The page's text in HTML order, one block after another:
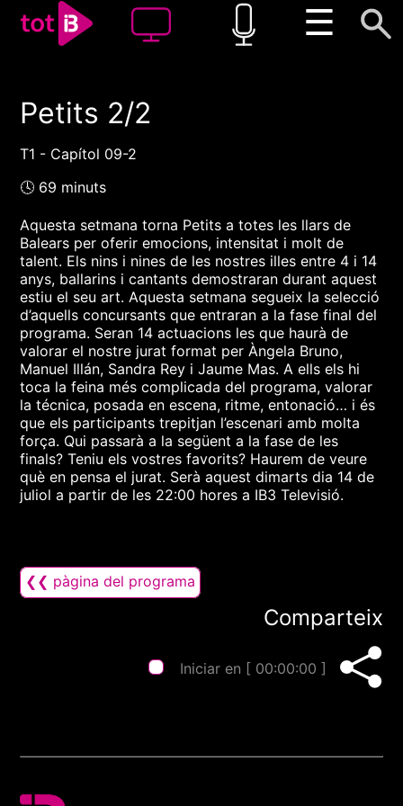
☰
00:00 00:00
1x
Petits 2/2
T1 - Capítol 09-2
🕓 69 minuts
Aquesta setmana torna Petits a totes les llars de
Balears per oferir emocions, intensitat i molt de
talent. Els nins i nines de les nostres illes entre 4 i 14
anys, ballarins i cantants demostraran durant aquest
estiu el seu art. Aquesta setmana segueix la selecció
d’aquells concursants que entraran a la fase final del
programa. Seran 14 actuacions les que haurà de
valorar el nostre jurat format per Àngela Bruno,
Manuel Illán, Sandra Rey i Jaume Mas. A ells els hi
toca la feina més complicada del programa, valorar
la técnica, posada en escena, ritme, entonació… i és
que els participants trepitjan l’escenari amb molta
força. Qui passarà a la següent a la fase de les
finals? Teniu els vostres favorits? Haurem de veure
què en pensa el jurat. Serà aquest dimarts dia 14 de
juliol a partir de les 22:00 hores a IB3 Televisió.
❮❮ pàgina del programa
Comparteix
Iniciar en [ 00:00:00 ]